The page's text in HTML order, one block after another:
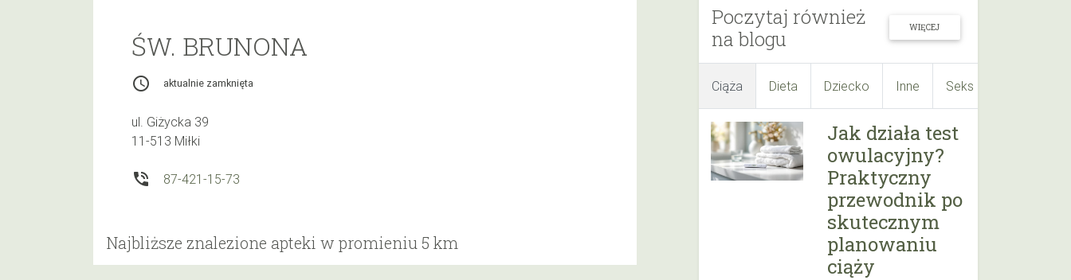
Poczytaj również
na blogu
WIĘCEJ
Ciąża Dieta Dziecko Inne Seks
Jak działa test
owulacyjny?
Praktyczny
przewodnik po
skutecznym
planowaniu
ciąży
ŚW. BRUNONA
access_time aktualnie zamknięta
ul. Giżycka 39
11-513 Miłki
phone_in_talk 87-421-15-73
Najbliższe znalezione apteki w promieniu 5 km